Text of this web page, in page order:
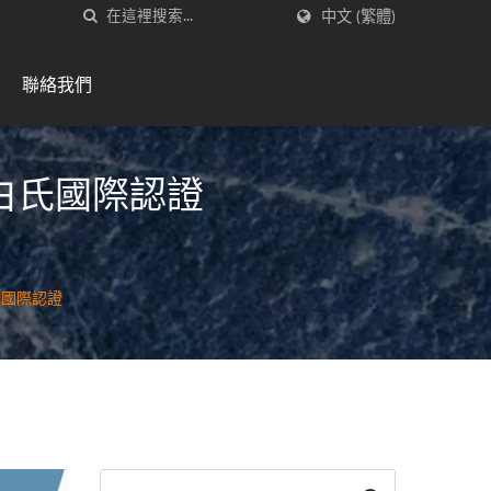
中文 (繁體)
聯絡我們
氏國際認證
際認證